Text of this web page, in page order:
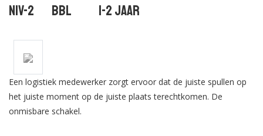
Niv-2 BBL 1-2 jaar
Een logistiek medewerker zorgt ervoor dat de juiste spullen op
het juiste moment op de juiste plaats terechtkomen. De
onmisbare schakel.